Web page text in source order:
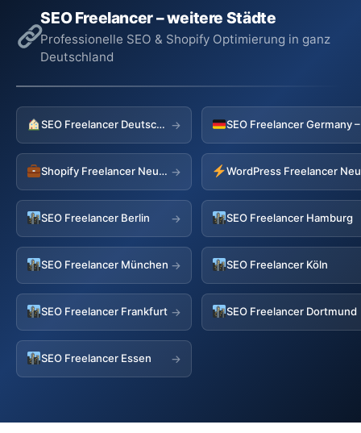
SEO Freelancer – weitere Städte
Professionelle SEO & Shopify Optimierung in ganz
Deutschland
SEO Freelancer Deutschland →
Shopify Freelancer Neumark → WordPress Freelancer
SEO Freelancer Berlin → SEO Freelancer Hamburg
SEO Freelancer München → SEO Freelancer Köln
SEO Freelancer Frankfurt → SEO Freelancer Dortmund
SEO Freelancer Essen →